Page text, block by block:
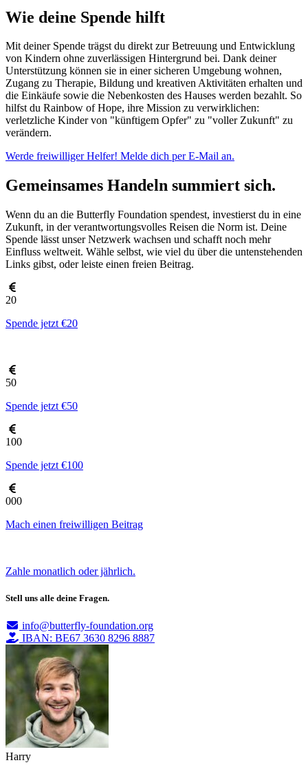
Wie deine Spende hilft
Mit deiner Spende trägst du direkt zur Betreuung und Entwicklung
von Kindern ohne zuverlässigen Hintergrund bei. Dank deiner
Unterstützung können sie in einer sicheren Umgebung wohnen,
Zugang zu Therapie, Bildung und kreativen Aktivitäten erhalten und
die Einkäufe sowie die Nebenkosten des Hauses werden bezahlt. So
hilfst du Rainbow of Hope, ihre Mission zu verwirklichen:
verletzliche Kinder von "künftigem Opfer" zu "voller Zukunft" zu
verändern.
Werde freiwilliger Helfer! Melde dich per E-Mail an.
Gemeinsames Handeln summiert sich.
Wenn du an die Butterfly Foundation spendest, investierst du in eine
Zukunft, in der verantwortungsvolles Reisen die Norm ist. Deine
Spende lässt unser Netzwerk wachsen und schafft noch mehr
Einfluss weltweit. Wähle selbst, wie viel du über die untenstehenden
Links gibst, oder leiste einen freien Beitrag.
20
Spende jetzt €20
50
Spende jetzt €50
100
Spende jetzt €100
000
Mach einen freiwilligen Beitrag
Zahle monatlich oder jährlich.
Stell uns alle deine Fragen.
info@butterfly-foundation.org
IBAN: BE67 3630 8296 8887
Harry